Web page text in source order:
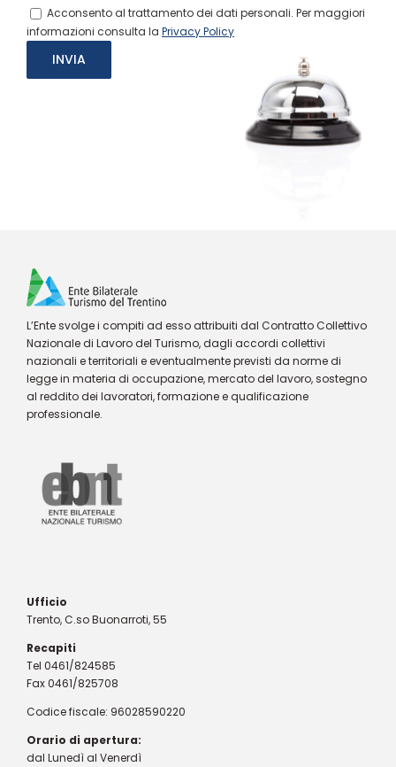
Acconsento al trattamento dei dati personali. Per maggiori
informazioni consulta la Privacy Policy
L’Ente svolge i compiti ad esso attribuiti dal Contratto Collettivo
Nazionale di Lavoro del Turismo, dagli accordi collettivi
nazionali e territoriali e eventualmente previsti da norme di
legge in materia di occupazione, mercato del lavoro, sostegno
al reddito dei lavoratori, formazione e qualificazione
professionale.
Ufficio
Trento, C.so Buonarroti, 55
Recapiti
Tel 0461/824585
Fax 0461/825708
Codice fiscale: 96028590220
Orario di apertura:
dal Lunedì al Venerdì